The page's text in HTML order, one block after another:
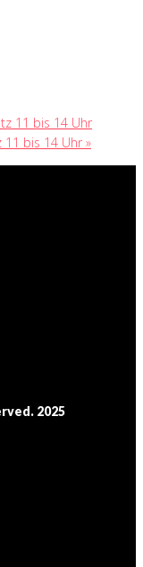
11 bis 14 Uhr
11 bis 14 Uhr »
2025